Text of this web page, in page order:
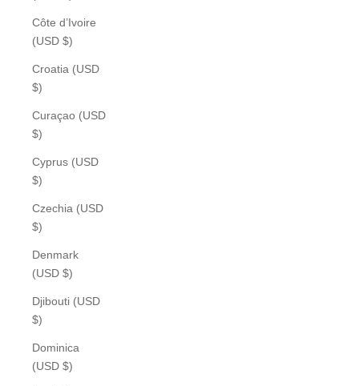
Côte d’Ivoire
(USD $)
Croatia (USD
$)
Curaçao (USD
$)
Cyprus (USD
$)
Czechia (USD
$)
Denmark
(USD $)
Djibouti (USD
$)
Dominica
(USD $)